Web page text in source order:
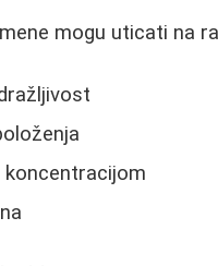
mogu uticati na